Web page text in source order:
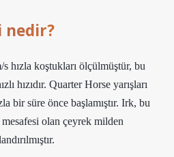
nedir?
hızla koştukları ölçülmüştür, bu
hızıdır. Quarter Horse yarışları
bir süre önce başlamıştır. Irk, bu
olan çeyrek milden